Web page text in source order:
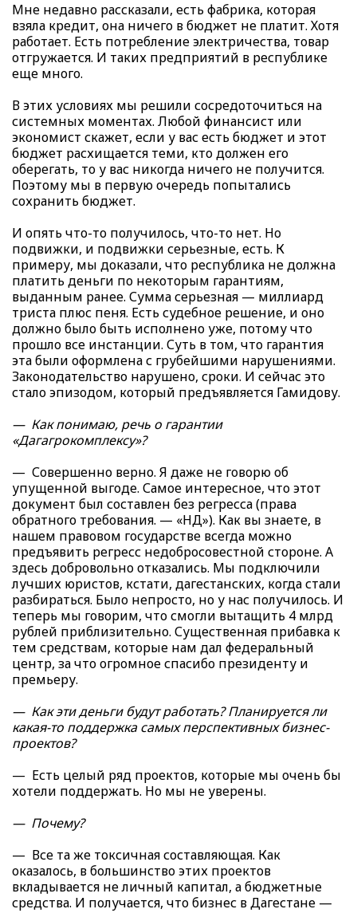
Мне недавно рассказали, есть фабрика, которая
взяла кредит, она ничего в бюджет не платит. Хотя
работает. Есть потребление электричества, товар
отгружается. И таких предприятий в республике
еще много.
В этих условиях мы решили сосредоточиться на
системных моментах. Любой финансист или
экономист скажет, если у вас есть бюджет и этот
бюджет расхищается теми, кто должен его
оберегать, то у вас никогда ничего не получится.
Поэтому мы в первую очередь попытались
сохранить бюджет.
И опять что-то получилось, что-то нет. Но
подвижки, и подвижки серьезные, есть. К
примеру, мы доказали, что республика не должна
платить деньги по некоторым гарантиям,
выданным ранее. Сумма серьезная — миллиард
триста плюс пеня. Есть судебное решение, и оно
должно было быть исполнено уже, потому что
прошло все инстанции. Суть в том, что гарантия
эта были оформлена с грубейшими нарушениями.
Законодательство нарушено, сроки. И сейчас это
стало эпизодом, который предъявляется Гамидову.
— Как понимаю, речь о гарантии
«Дагагрокомплексу»?
— Совершенно верно. Я даже не говорю об
упущенной выгоде. Самое интересное, что этот
документ был составлен без регресса (права
обратного требования. — «НД»). Как вы знаете, в
нашем правовом государстве всегда можно
предъявить регресс недобросовестной стороне. А
здесь добровольно отказались. Мы подключили
лучших юристов, кстати, дагестанских, когда стали
разбираться. Было непросто, но у нас получилось. И
теперь мы говорим, что смогли вытащить 4 млрд
рублей приблизительно. Существенная прибавка к
тем средствам, которые нам дал федеральный
центр, за что огромное спасибо президенту и
премьеру.
— Как эти деньги будут работать? Планируется ли
какая-то поддержка самых перспективных бизнес-
проектов?
— Есть целый ряд проектов, которые мы очень бы
хотели поддержать. Но мы не уверены.
— Почему?
— Все та же токсичная составляющая. Как
оказалось, в большинство этих проектов
вкладывается не личный капитал, а бюджетные
средства. И получается, что бизнес в Дагестане —